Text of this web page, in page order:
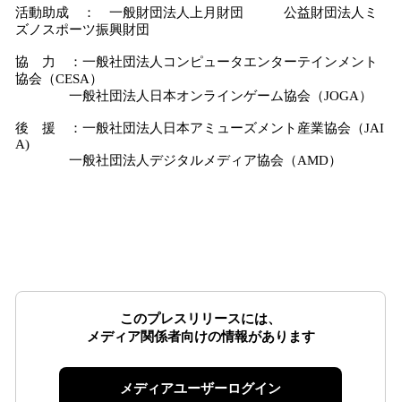
活動助成 ： 一般財団法人上月財団 公益財団法人ミ
ズノスポーツ振興財団
協 力 ：一般社団法人コンピュータエンターテインメント
協会（CESA）
一般社団法人日本オンラインゲーム協会（JOGA）
後 援 ：一般社団法人日本アミューズメント産業協会（JAI
A)
一般社団法人デジタルメディア協会（AMD）
このプレスリリースには、
メディア関係者向けの情報があります
メディアユーザーログイン